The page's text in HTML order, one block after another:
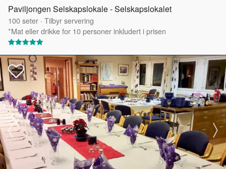
Paviljongen Selskapslokale - Selskapslokalet
100seter · Tilbyr servering
*Mat eller drikke for 10 personer inkludert i prisen